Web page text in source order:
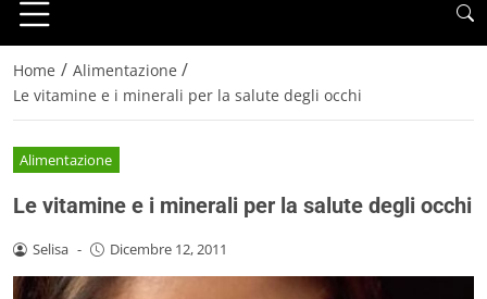
Home / Alimentazione /
Le vitamine e i minerali per la salute degli occhi
Alimentazione
Le vitamine e i minerali per la salute degli occhi
Selisa - Dicembre 12, 2011